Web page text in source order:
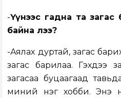
-Үүнээс гадна та
байна лээ?
-Аялах дуртай, загас
загас барилаа. Гэхдээ
загасаа буцаагаад
миний нэг хобби. Энэ